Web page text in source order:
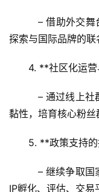
探索与国际品牌的联
4. **社区化运
黏性，培育核心粉丝
5. **政策支持
IP孵化、评估、交易